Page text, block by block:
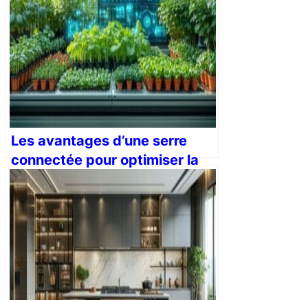
Les avantages d’une serre
connectée pour optimiser la
culture des plantes